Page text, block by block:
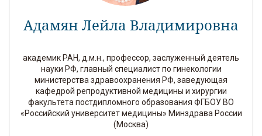
Адамян Лейла Владимировна
академик РАН, д.м.н., профессор, заслуженный деятель
науки РФ, главный специалист по гинекологии
министерства здравоохранения РФ, заведующая
кафедрой репродуктивной медицины и хирургии
факультета постдипломного образования ФГБОУ ВО
«Российский университет медицины» Минздрава России
(Москва)